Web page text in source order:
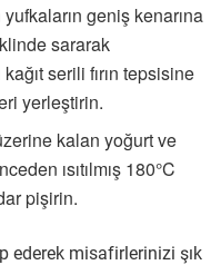
yufkaların geniş kenarına
sararak
serili fırın tepsisine
yerleştirin.
kalan yoğurt ve
ısıtılmış 180°C
pişirin.
ederek misafirlerinizi şık